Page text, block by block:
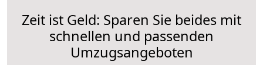
Zeit ist Geld: Sparen Sie beides mit
schnellen und passenden
Umzugsangeboten